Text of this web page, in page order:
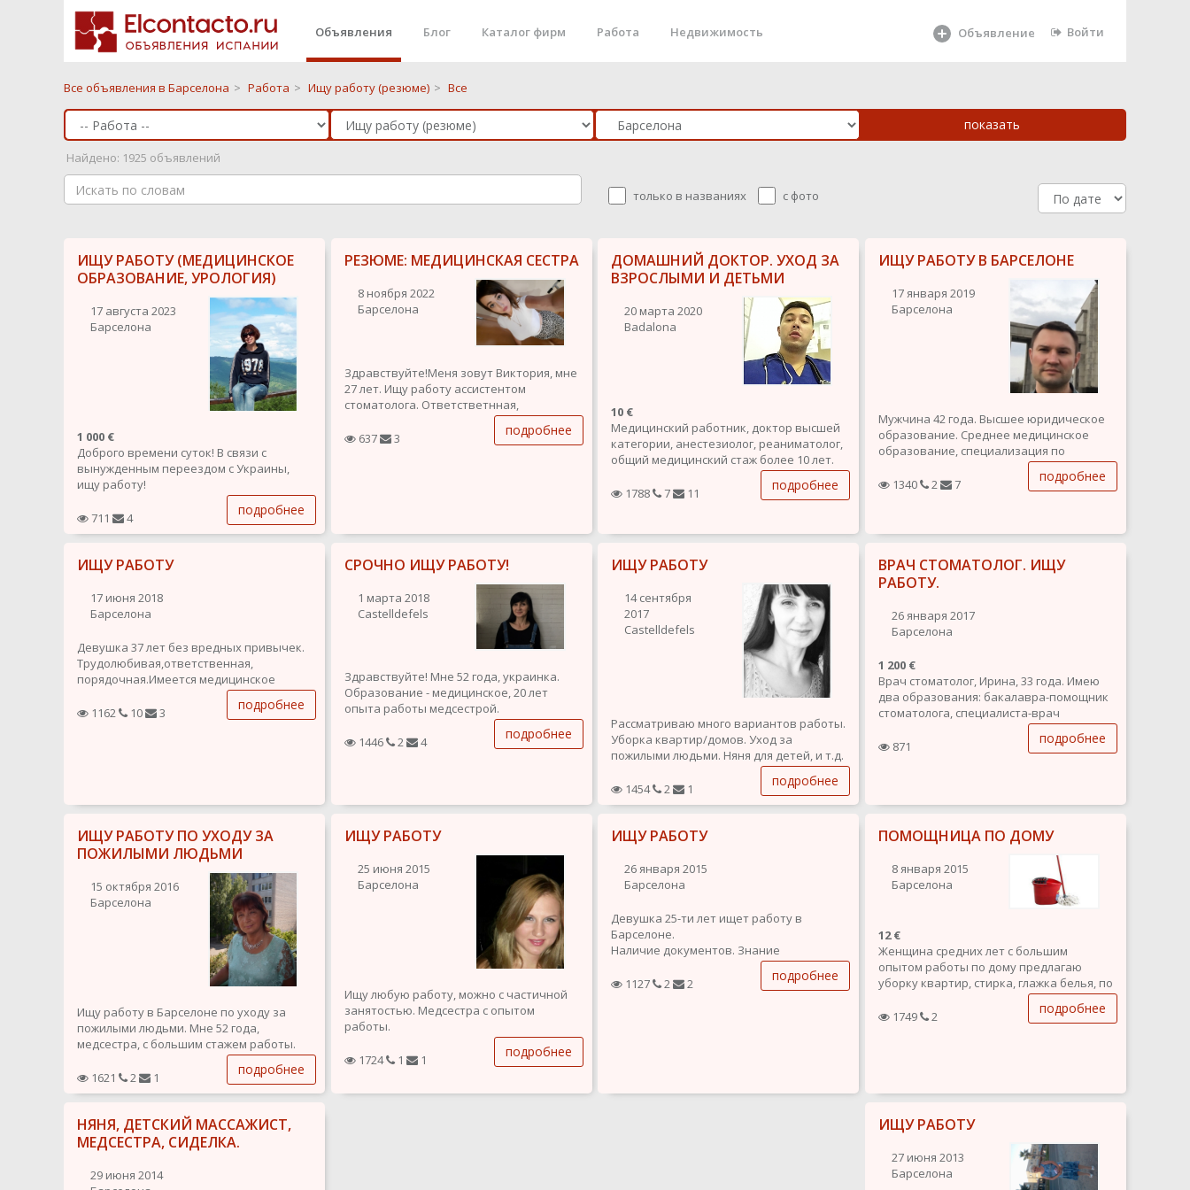
Объявления Блог Каталог фирм Работа Недвижимость Объявление Войти
Все объявления в Барселона > Работа > Ищу работу (резюме) > Все
Найдено: 1925 объявлений
только в названиях с фото
ИЩУ РАБОТУ (МЕДИЦИНСКОЕ
ОБРАЗОВАНИЕ, УРОЛОГИЯ)
17 августа 2023
Барселона
1 000 €
Доброго времени суток! В связи с
вынужденным переездом с Украины,
ищу работу!
Срочно нужна работа, рассмотрю все
варианты, большое спасибо!
Образование:
фельдшерское отделение);
- высшее образование (Славянский
711 4 подробнее
РЕЗЮМЕ: МЕДИЦИНСКАЯ СЕСТРА
8 ноября 2022
Барселона
Здравствуйте!Меня зовут Виктория, мне
27 лет. Ищу работу ассистентом
стоматолога. Ответстветнная,
комунникабельная, легкообучаемая.
637
3 подробнее
ДОМАШНИЙ ДОКТОР. УХОД ЗА
ВЗРОСЛЫМИ И ДЕТЬМИ
20 марта 2020
Badalona
10 €
Медицинский работник, доктор высшей
категории, анестезиолог, реаниматолог,
общий медицинский стаж более 10 лет.
Окажу различный перечень услуг на
дому, от малоинвазивных манипуляций
Патронаж больных и...
1788 7 11 подробнее
ИЩУ РАБОТУ В БАРСЕЛОНЕ
17 января 2019
Барселона
Мужчина 42 года. Высшее юридическое
образование. Среднее медицинское
образование, специализация по
массажу. Опыт работы юристом (10 лет),
менеджером, массажистом (7 лет),
(интеллектуальная собственность,
1340 2 7 подробнее
ИЩУ РАБОТУ
17 июня 2018
Барселона
Девушка 37 лет без вредных привычек.
Трудолюбивая,ответственная,
порядочная.Имеется медицинское
образование, водительское
удостоверение категории B. Рассмотрю
1162 10 3 подробнее
СРОЧНО ИЩУ РАБОТУ!
1 марта 2018
Castelldefels
Здравствуйте! Мне 52 года, украинка.
Образование - медицинское, 20 лет
опыта работы медсестрой.
Ищу работу по уборке (есть опыт),
присмотр за детьми, помощь по уходу
1446 2 4 подробнее
ИЩУ РАБОТУ
14 сентября
2017
Castelldefels
Рассматриваю много вариантов работы.
Уборка квартир/домов. Уход за
пожилыми людьми. Няня для детей, и т.д.
Имею 25 лет медицинского стажа.
1454
2 1 подробнее
ВРАЧ СТОМАТОЛОГ. ИЩУ
РАБОТУ.
26 января 2017
Барселона
1 200 €
Врач стоматолог, Ирина, 33 года. Имею
два образования: бакалавра-помощник
стоматолога, специалиста-врач
стоматолог. Ищу работу в Барселоне
помощником стоматолога в отделениях
871 подробнее
ИЩУ РАБОТУ ПО УХОДУ ЗА
ПОЖИЛЫМИ ЛЮДЬМИ
15 октября 2016
Барселона
Ищу работу в Барселоне по уходу за
пожилыми людьми. Мне 52 года,
медсестра, с большим стажем работы.
Гражданка ЕС из Прибалтики. Родной
русский язык, учу испанский. Без
вредных привычек.
1621 2 1 подробнее
ИЩУ РАБОТУ
25 июня 2015
Барселона
Ищу любую работу, можно с частичной
занятостью. Медсестра с опытом
работы.
Спокойная, уравновешенная,
коммуникабельная, ответственная.
1724 1 1 подробнее
ИЩУ РАБОТУ
26 января 2015
Барселона
Девушка 25-ти лет ищет работу в
Барселоне.
Наличие документов. Знание
испанского языка отличное.
Предпочтение работы с людьми
1127 2 2 подробнее
ПОМОЩНИЦА ПО ДОМУ
8 января 2015
Барселона
12 €
Женщина средних лет с большим
опытом работы по дому предлагаю
уборку квартир, стирка, глажка белья, по
необходимости готовлю, уход за
растениями и антикваром. Выполняю
1749 2 подробнее
НЯНЯ, ДЕТСКИЙ МАССАЖИСТ,
МЕДСЕСТРА, СИДЕЛКА.
29 июня 2014
ИЩУ РАБОТУ
27 июня 2013
Барселона